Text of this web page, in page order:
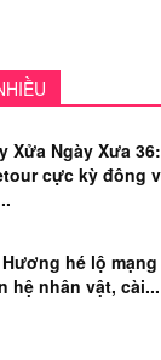
Xửa Ngày Xưa 36:
cực kỳ đông
hé lộ
hệ nhân vật, cài...